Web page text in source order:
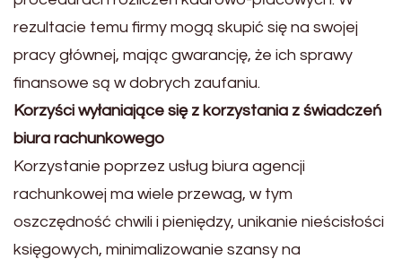
rezultacie temu firmy mogą skupić się na swojej
pracy głównej, mając gwarancję, że ich sprawy
finansowe są w dobrych zaufaniu.
Korzyści wyłaniające się z korzystania z świadczeń
biura rachunkowego
Korzystanie poprzez usług biura agencji
rachunkowej ma wiele przewag, w tym
oszczędność chwili i pieniędzy, unikanie nieścisłości
księgowych, minimalizowanie szansy na